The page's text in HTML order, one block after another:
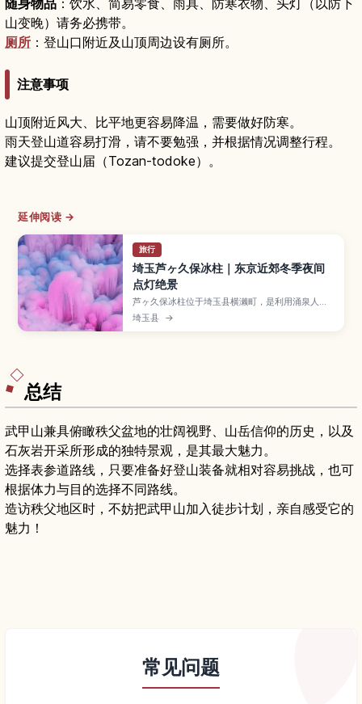
随身物品 ：饮水、简易零食、雨具、防寒衣物、头灯（以防下
山变晚）请务必携带。
厕所 ：登山口附近及山顶周边设有厕所。
注意事项
山顶附近风大、比平地更容易降温，需要做好防寒。
雨天登山道容易打滑，请不要勉强，并根据情况调整行程。
建议提交登山届（Tozan-todoke）。
延伸阅读 →
旅行
埼玉芦ヶ久保冰柱｜东京近郊冬季夜间
点灯绝景
芦ヶ久保冰柱位于埼玉县横濑町，是利用涌泉人工
打造的巨大冰柱景观，白天呈现蓝白色光泽，夜晚
则配合灯光秀宛如梦境。本文将介绍冰柱的看点与
埼玉县 →
总结
武甲山兼具俯瞰秩父盆地的壮阔视野、山岳信仰的历史，以及
石灰岩开采所形成的独特景观，是其最大魅力。
选择表参道路线，只要准备好登山装备就相对容易挑战，也可
根据体力与目的选择不同路线。
造访秩父地区时，不妨把武甲山加入徒步计划，亲自感受它的
魅力！
常见问题